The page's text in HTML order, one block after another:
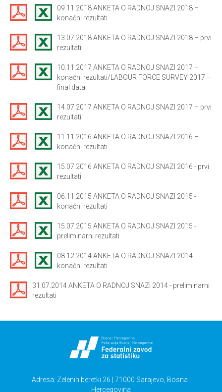
09.11.2018 ANKETA O RADNOJ SNAZI 2018 –
konačni rezultati
13.07.2018 ANKETA O RADNOJ SNAZI 2018 – prvi
rezultati
10.11.2017 ANKETA O RADNOJ SNAZI 2017 –
konačni rezultati/LABOUR FORCE SURVEY 2017 –
final data
14.07.2017 ANKETA O RADNOJ SNAZI 2017 – prvi
rezultati
11.11.2016 ANKETA O RADNOJ SNAZI 2016 –
konačni rezultati
15.07.2016 ANKETA O RADNOJ SNAZI 2016 - prvi
rezultati
06.11.2015 ANKETA O RADNOJ SNAZI 2015 -
konačni rezultati
15.07.2015 ANKETA O RADNOJ SNAZI 2015 -
preliminarni rezultati
08.12.2014 ANKETA O RADNOJ SNAZI 2014 -
konačni rezultati
31.07.2014 ANKETA O RADNOJ SNAZI 2014 - preliminarni
rezultati
Adresa: Zelenih beretki 26 | 71000 Sarajevo, Bosna i
Hercegovina